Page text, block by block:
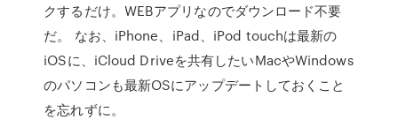
クするだけ。WEBアプリなのでダウンロード不要
だ。 なお、iPhone、iPad、iPod touchは最新の
iOSに、iCloud Driveを共有したいMacやWindows
のパソコンも最新OSにアップデートしておくこと
を忘れずに。